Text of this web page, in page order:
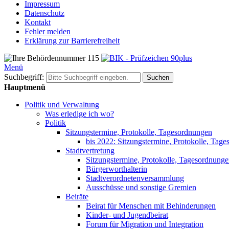
Impressum
Datenschutz
Kontakt
Fehler melden
Erklärung zur Barrierefreiheit
Menü
Suchbegriff:
Suchen
Hauptmenü
Politik und Verwaltung
Was erledige ich wo?
Politik
Sitzungstermine, Protokolle, Tagesordnungen
bis 2022: Sitzungstermine, Protokolle,
Stadtvertretung
Sitzungstermine, Protokolle,
Bürgerworthalterin
Stadtverordnetenversammlung
Ausschüsse und sonstige Gremien
Beiräte
Beirat für Menschen mit Behinderungen
Kinder- und Jugendbeirat
Forum für Migration und Integration